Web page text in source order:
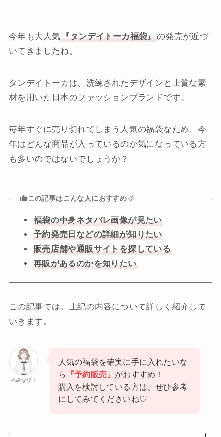
今年も大人気 『タンデイトーカ福袋』
の発売が近づ
いてきましたね。
タンデイトーカは、洗練されたデザインと上質な素
材を用いた日本のファッションブランドです。
毎年すぐに売り切れてしまう人気の福袋なため、今
年はどんな商品が入っているのか気になっている方
も多いのではないでしょうか？
この記事はこんな人におすすめ
福袋の中身ネタバレ画像が見たい
予約発売日などの詳細が知りたい
販売店舗や通販サイトを探している
再販があるのかを知りたい
この記事では、上記の内容について詳しく紹介して
いきます。
福袋なび子
人気の福袋を確実に手に入れたいな
ら
『予約販売』 がおすすめ！
購入を検討している方は、ぜひ参考
にしてみてくださいね♡